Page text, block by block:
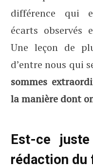
différence qui
écarts observés
Une leçon de
d’entre nous qui
sommes
la manière dont
Est-ce
rédaction du